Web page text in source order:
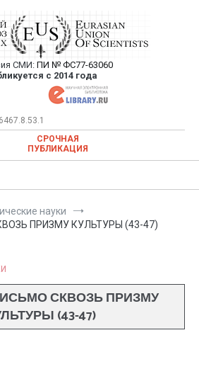
Союз Ученых —
научных статей в
научном журнале
СМИ: ПИ № ФС77-63060
с 2014 года
— публикация научных статей в
научном журнале
СРОЧНАЯ
ПУБЛИКАЦИЯ
науки
ПРИЗМУ КУЛЬТУРЫ (43-47)
СКВОЗЬ ПРИЗМУ
(43-47)